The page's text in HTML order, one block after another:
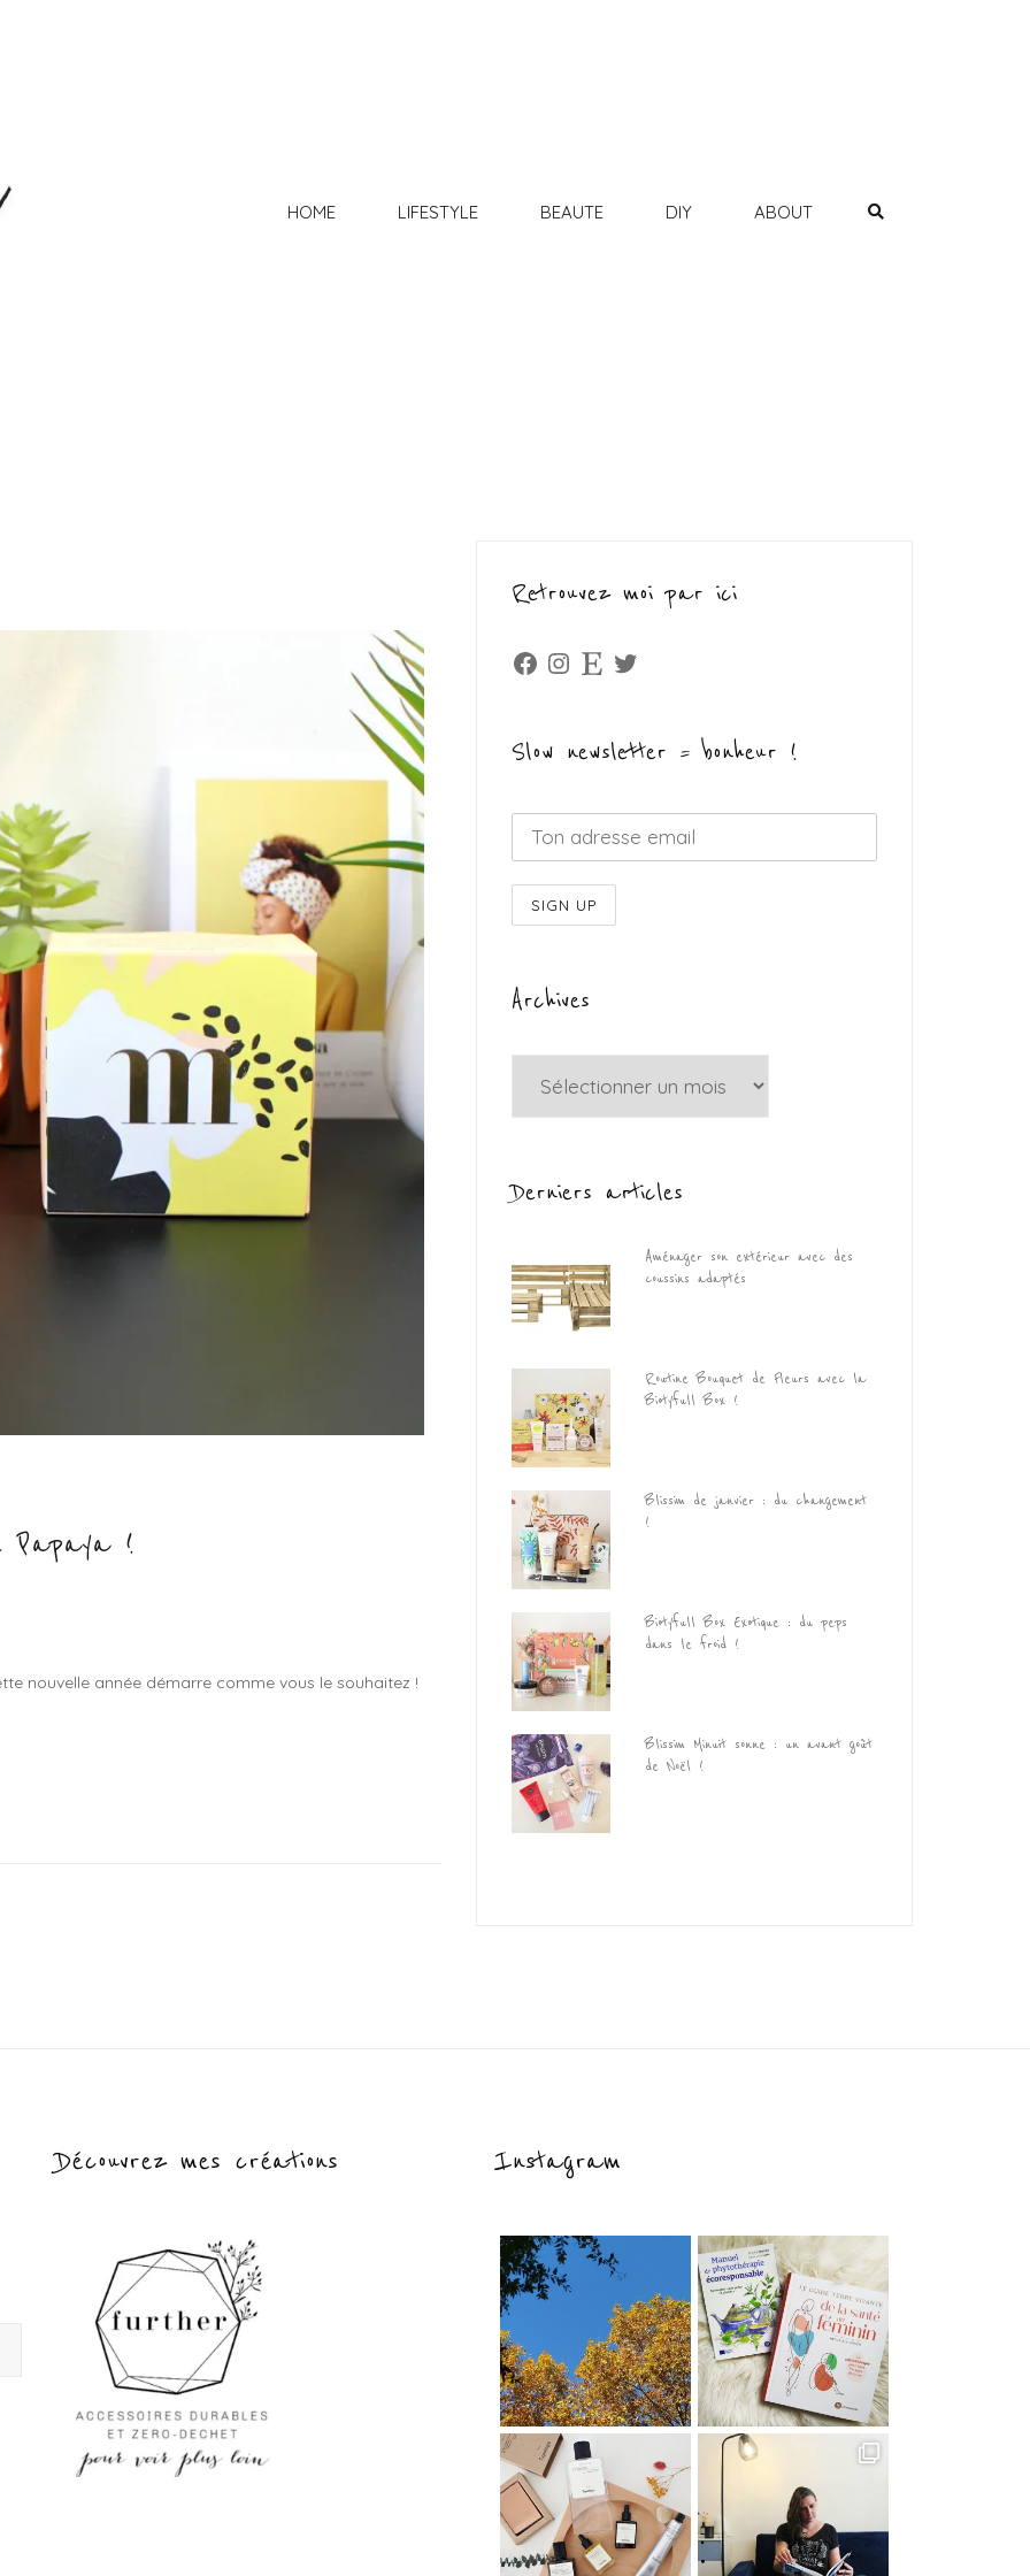
HOME LIFESTYLE BEAUTE DIY ABOUT
Papaya !
nouvelle année démarre comme vous le souhaitez !
Retrouvez moi par ici
Facebook
Instagram
Etsy Twitter
Slow newsletter = bonheur !
Archives
Derniers articles
Aménager son extérieur avec des
coussins adaptés
Routine Bouquet de Fleurs avec la
Biotyfull Box !
Blissim de janvier : du changement
!
Biotyfull Box Exotique : du peps
dans le froid !
Blissim Minuit sonne : un avant goût
de Noël !
Découvrez mes créations Instagram